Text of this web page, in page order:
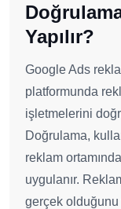
Yapılır?
Google Ads
platformunda
işletmelerini
Doğrulama,
reklam
uygulanır.
gerçek olduğunu